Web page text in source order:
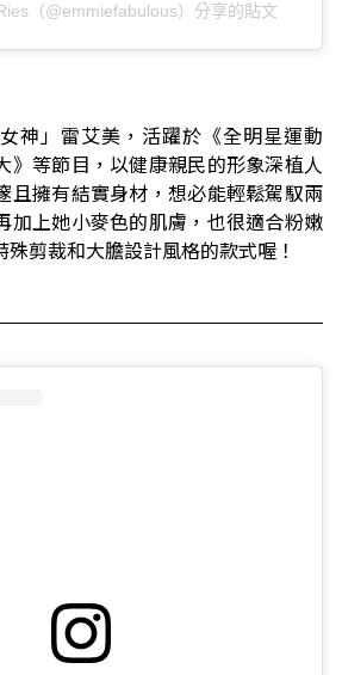
（@emmiefabulous）分享的貼文
神」雷艾美，活躍於《全明星運動
》等節目，以健康親民的形象深植人
且擁有結實身材，想必能輕鬆駕馭兩
加上她小麥色的肌膚，也很適合粉嫩
剪裁和大膽設計風格的款式喔！